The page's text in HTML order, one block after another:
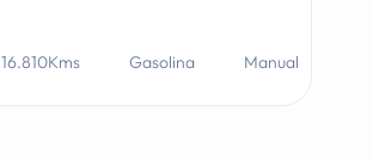
16.810Kms Gasolina Manual